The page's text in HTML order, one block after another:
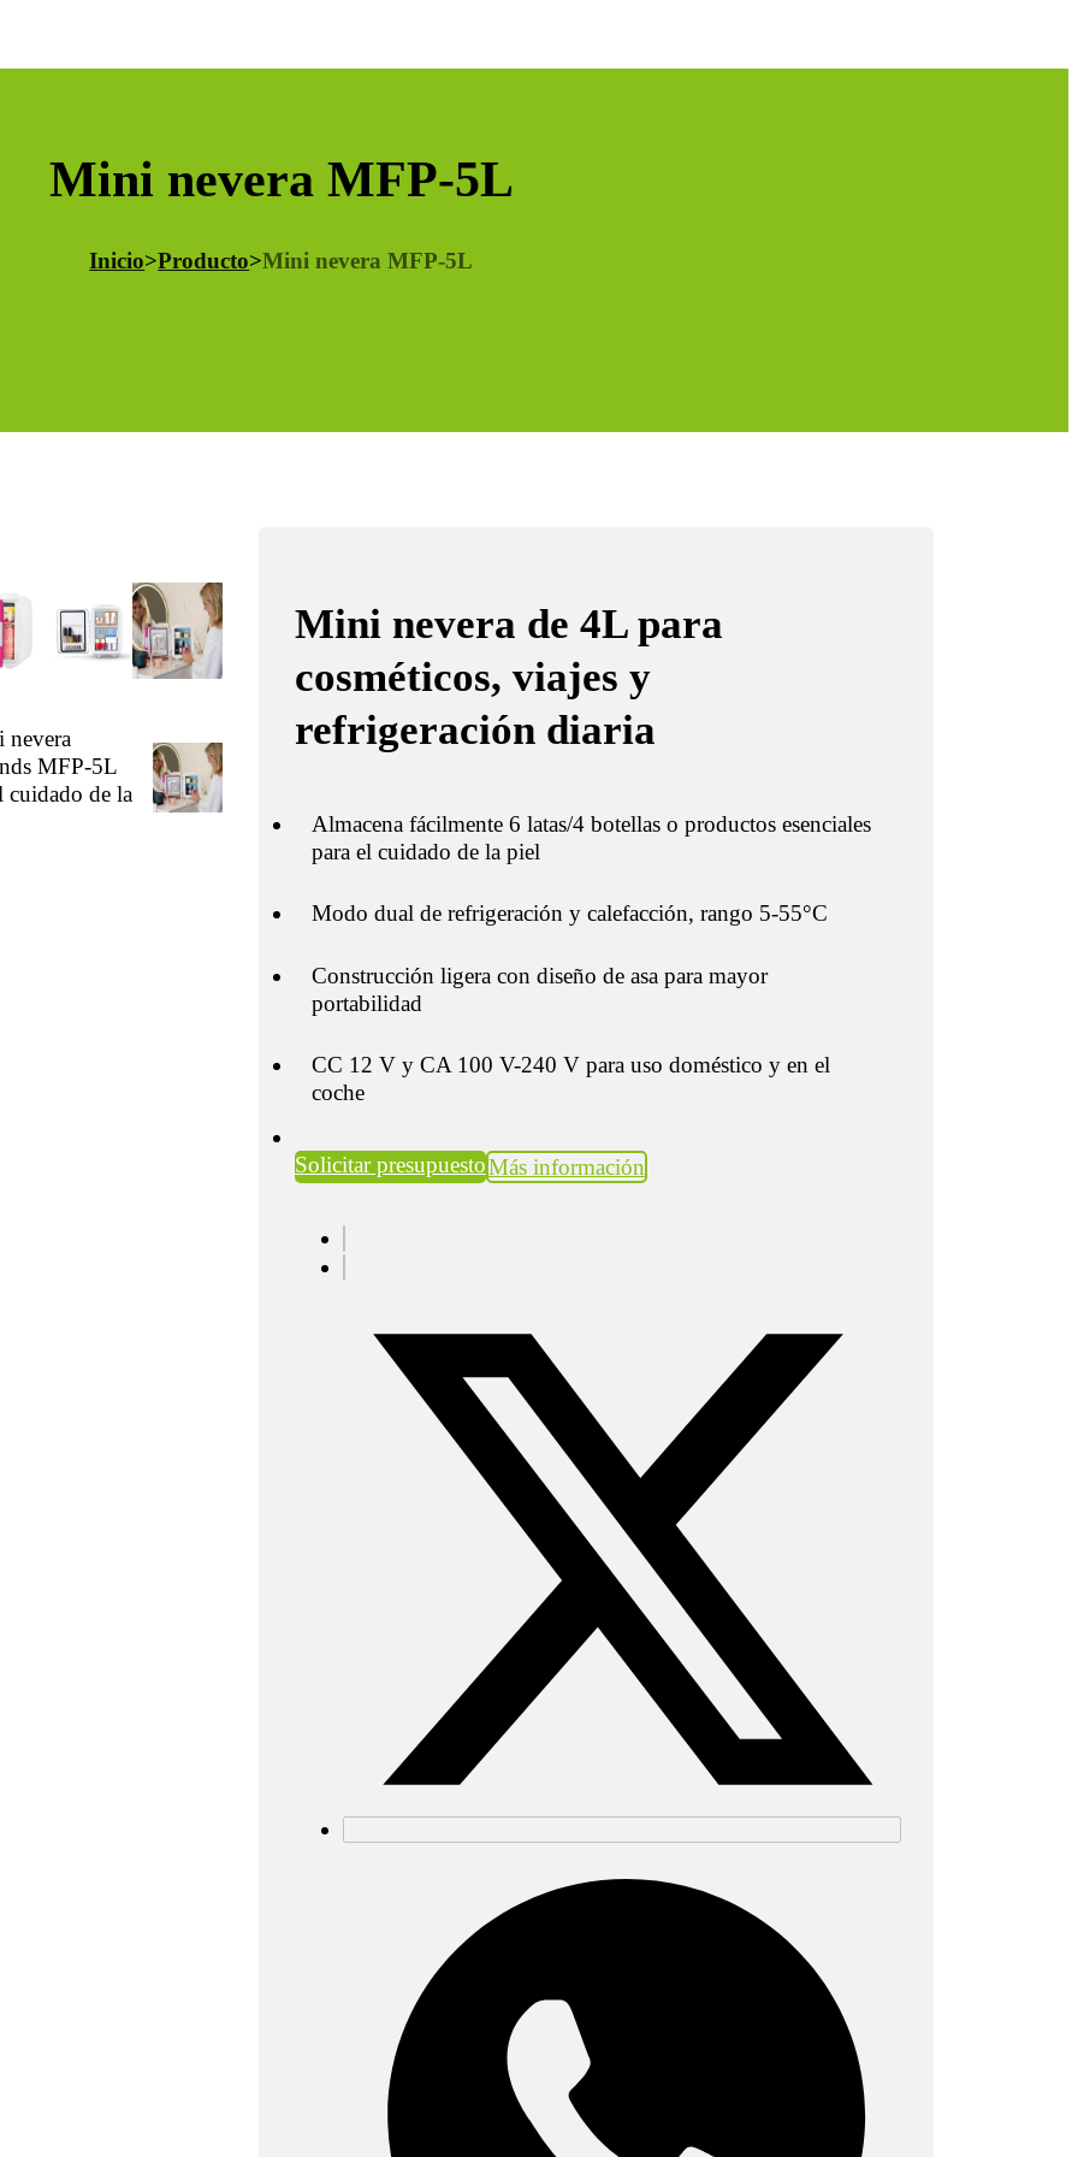
Mini nevera MFP-5L
Inicio>Producto>Mini nevera MFP-5L
Mini nevera de 4L para
cosméticos, viajes y
refrigeración diaria
Almacena fácilmente 6 latas/4 botellas o productos esenciales
para el cuidado de la piel
Modo dual de refrigeración y calefacción, rango 5-55°C
Construcción ligera con diseño de asa para mayor
portabilidad
CC 12 V y CA 100 V-240 V para uso doméstico y en el
coche
Solicitar presupuestoMás información